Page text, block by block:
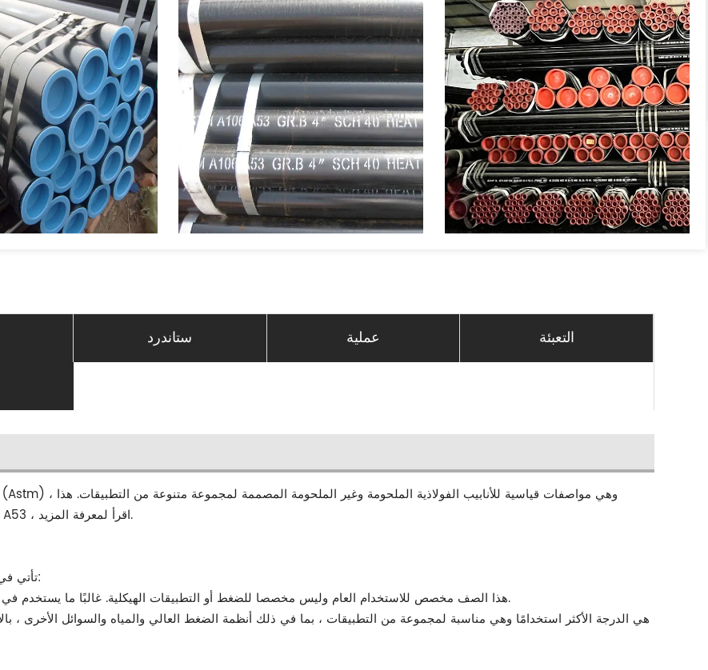
ستاندرد عملية التعبئة
المقطع هو نظرة عامة على أنابيب الصلب غير الملحومة Astm A53 ، اقرأ لمعرفة المزيد.
أنابيب الصلب Astm A53 تأتي في درجات مختلفة ، والأكثر شيوعًا هي:
-الدرجة A: هذا الصف مخصص للاستخدام العام وليس مخصصا للضغط أو التطبيقات الهيكلية. غالبًا ما يستخدم في أنظمة السباكة ذات الضغط المنخفض وتوزيع الهواء.